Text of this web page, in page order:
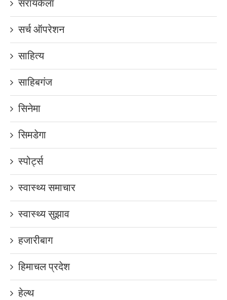
सर्च ऑपरेशन
साहित्य
साहिबगंज
सिनेमा
सिमडेगा
स्पोर्ट्स
स्वास्थ्य समाचार
स्वास्थ्य सुझाव
हजारीबाग
हिमाचल प्रदेश
हेल्थ